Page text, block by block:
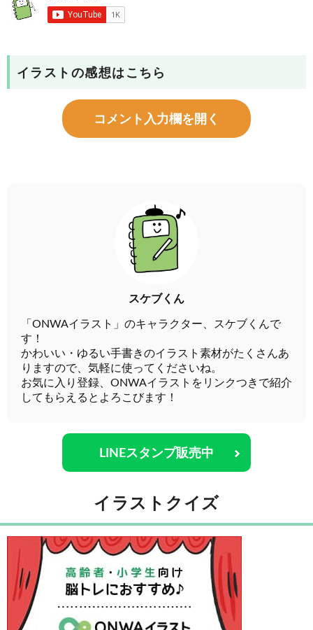
イラストの感想はこちら
コメント入力欄を開く
スケブくん
「ONWAイラスト」のキャラクター、スケブくんで
す！
かわいい・ゆるい手書きのイラスト素材がたくさんあ
りますので、気軽に使ってくださいね。
お気に入り登録、ONWAイラストをリンクつきで紹介
してもらえるとよろこびます！
LINEスタンプ販売中
イラストクイズ